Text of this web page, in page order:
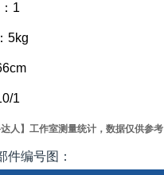
1
5kg
1
人】工作室测量统计，数据仅供参考
件编号图：